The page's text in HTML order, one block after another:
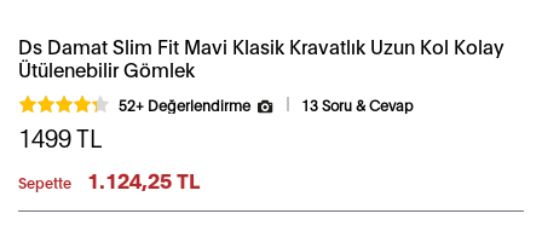
Ds Damat Slim Fit Mavi Klasik Kravatlık Uzun Kol Kolay
Ütülenebilir Gömlek
52+ Değerlendirme 13 Soru & Cevap
1499TL
Sepette 1.124,25 TL